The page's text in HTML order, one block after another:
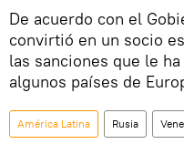
De acuerdo con el
convirtió en un socio
las sanciones que le
algunos países de
América Latina Rusia